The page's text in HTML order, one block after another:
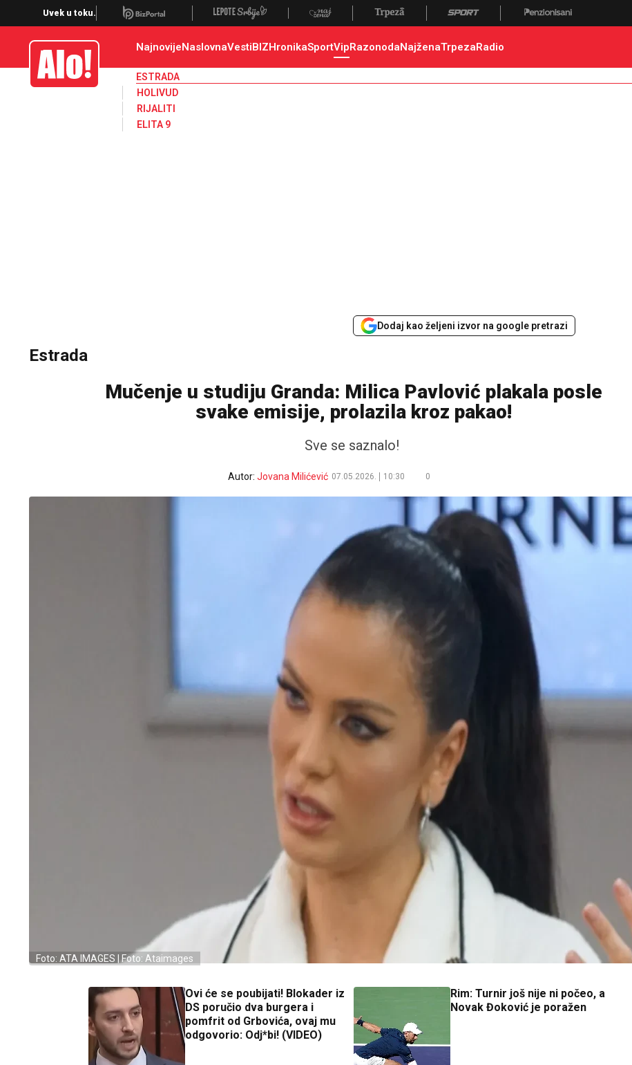
Uvek u toku.
Alo NajnovijeNaslovnaVestiBIZHronikaSportVipRazonodaNajženaTrpezaRadio
ESTRADA
HOLIVUD
RIJALITI
ELITA 9
Dodaj kao željeni izvor na google pretrazi
Estrada
Mučenje u studiju Granda: Milica Pavlović plakala posle
svake emisije, prolazila kroz pakao!
Sve se saznalo!
Autor: Jovana Milićević 07.05.2026. 10:30 0
Foto: ATA IMAGES | Foto: Ataimages
Ovi će se poubijati! Blokader iz
DS poručio dva burgera i
pomfrit od Grbovića, ovaj mu
odgovorio: Odj*bi! (VIDEO)
Rim: Turnir još nije ni počeo, a
Novak Đoković je poražen